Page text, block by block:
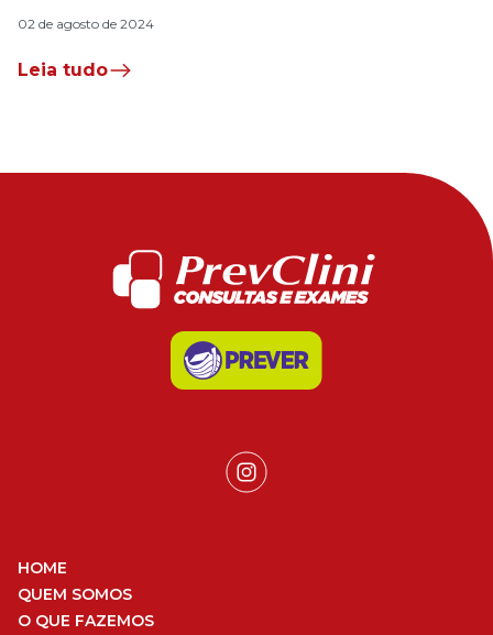
02 de agosto de 2024
Leia tudo
HOME
QUEM SOMOS
O QUE FAZEMOS